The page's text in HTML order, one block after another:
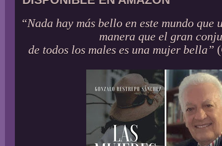
“Nada hay más bello en este mundo que
manera que el gran
de todos los males es una mujer bella”